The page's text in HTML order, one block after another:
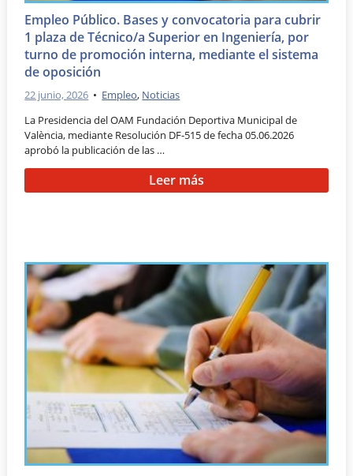
Empleo Público. Bases y convocatoria para cubrir
1 plaza de Técnico/a Superior en Ingeniería, por
turno de promoción interna, mediante el sistema
de oposición
22 junio, 2026 • Empleo, Noticias
La Presidencia del OAM Fundación Deportiva Municipal de
València, mediante Resolución DF-515 de fecha 05.06.2026
aprobó la publicación de las …
Leer más